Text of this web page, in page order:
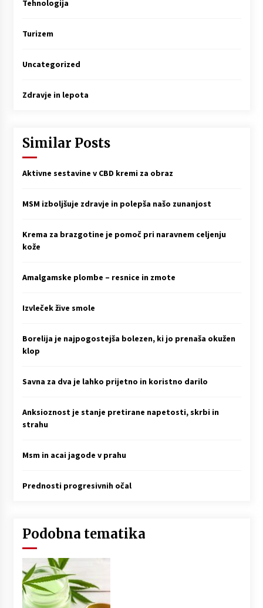
Tehnologija
Turizem
Uncategorized
Zdravje in lepota
Similar Posts
Aktivne sestavine v CBD kremi za obraz
MSM izboljšuje zdravje in polepša našo zunanjost
Krema za brazgotine je pomoč pri naravnem celjenju
kože
Amalgamske plombe – resnice in zmote
Izvleček žive smole
Borelija je najpogostejša bolezen, ki jo prenaša okužen
klop
Savna za dva je lahko prijetno in koristno darilo
Anksioznost je stanje pretirane napetosti, skrbi in
strahu
Msm in acai jagode v prahu
Prednosti progresivnih očal
Podobna tematika